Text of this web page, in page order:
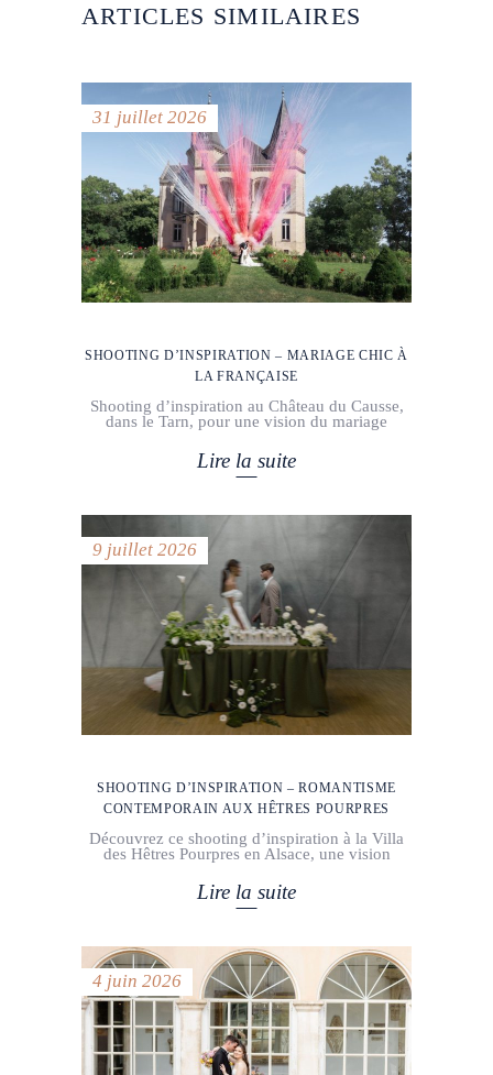
ARTICLES SIMILAIRES
31 juillet 2026
SHOOTING D’INSPIRATION – MARIAGE CHIC À
LA FRANÇAISE
Shooting d’inspiration au Château du Causse,
dans le Tarn, pour une vision du mariage
Lire la suite
9 juillet 2026
SHOOTING D’INSPIRATION – ROMANTISME
CONTEMPORAIN AUX HÊTRES POURPRES
Découvrez ce shooting d’inspiration à la Villa
des Hêtres Pourpres en Alsace, une vision
Lire la suite
4 juin 2026